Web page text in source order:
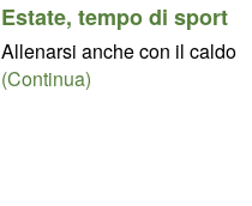
Estate, tempo di sport
Allenarsi anche con il caldo
(Continua)